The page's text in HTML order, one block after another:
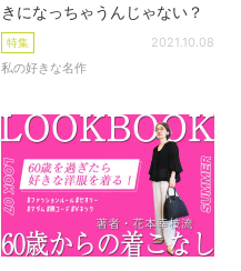
きになっちゃうんじゃない？
特集
私の好きな名作
2021.10.08